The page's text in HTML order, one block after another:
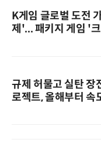
K게임 글로벌 도전
제'... 패키지 게임 '
규제 허물고 실탄
로젝트, 올해부터 속